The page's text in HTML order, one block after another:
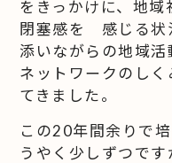
をきっかけに、地
閉塞感を 感じる状
添いながらの地域
ネットワークのし
てきました。
この20年間余りで
うやく少しずつで